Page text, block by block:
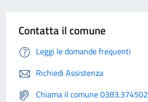
Contatta il comune
Leggi le domande frequenti
Richiedi Assistenza
Chiama il comune 0383.374502